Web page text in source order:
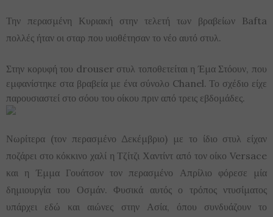
Την περασμένη Κυριακή στην τελετή των βραβείων Bafta
πολλές ήταν οι σταρ που υιοθέτησαν το νέο αυτό στυλ.
Στην κορυφή του drouser στυλ τοποθετείται η Έμα Στόουν, που
εμφανίστηκε στα βραβεία με ένα σύνολο Chanel. Το σχέδιο είχε
παρουσιαστεί στο σόου του οίκου πριν από τρεις εβδομάδες.
Νωρίτερα (τον περασμένο Δεκέμβριο) με το ίδιο στυλ είχαν
ποζάρει στο κόκκινο χαλί η Τζίτζι Χαντίντ από τον οίκο Versace
και η Έμμα Γουάτσον τον περασμένο Απρίλιο φόρεσε μία
δημιουργία του Οσμάν. Φυσικά αυτός ο τρόπος ντυσίματος
υπάρχει εδώ και αιώνες στην Ασία, όπου συνδυάζουν το